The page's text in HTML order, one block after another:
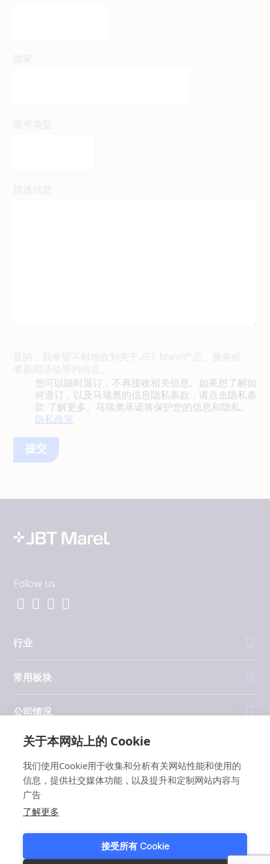
关于本网站上的 Cookie
我们使用Cookie用于收集和分析有关网站性能和使用的
信息，提供社交媒体功能，以及提升和定制网站内容与
广告
了解更多
接受所有 Cookie
国家
需求类型
描述信息
是的，我希望不时地收到关于JBT Marel产品、服务或
者新闻活动等的信息。
您可以随时退订，不再接收相关信息。如果想了解如
何退订，以及马瑞奥的信息隐私条款，请点击隐私条
款 了解更多。马瑞奥承诺将保护您的信息和隐私。
隐私政策
Follow us
行业
常用板块
公司情况
投资者
1999 - 2026 © JBT Marel